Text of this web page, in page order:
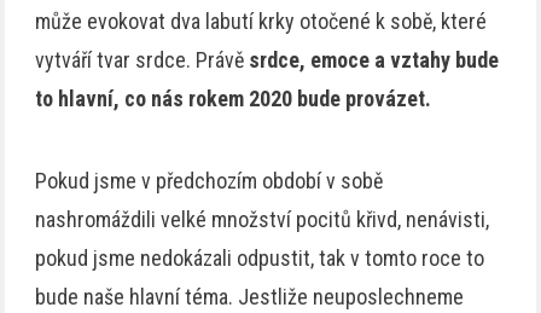
může evokovat dva labutí krky otočené k sobě, které
vytváří tvar srdce. Právě srdce, emoce a vztahy bude
to hlavní, co nás rokem 2020 bude provázet.
Pokud jsme v předchozím období v sobě
nashromáždili velké množství pocitů křivd, nenávisti,
pokud jsme nedokázali odpustit, tak v tomto roce to
bude naše hlavní téma. Jestliže neuposlechneme